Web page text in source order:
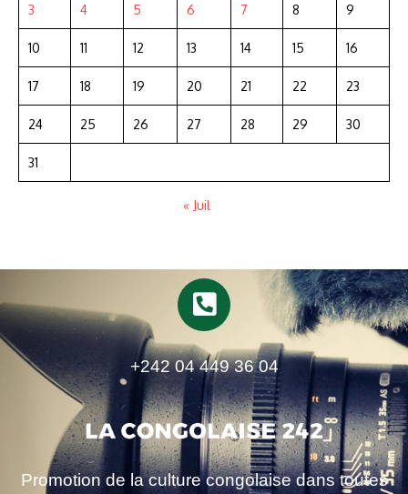
3 4 5 6 7 8 9
10 11 12 13 14 15 16
17 18 19 20 21 22 23
24 25 26 27 28 29 30
31
« Juil
+242 04 449 36 04
Promotion de la culture congolaise dans toutes